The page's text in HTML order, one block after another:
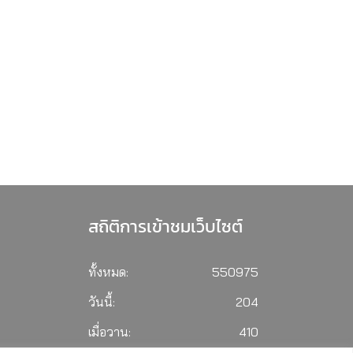
สถิติการเข้าชมเว็บไซต์
550975
ทั้งหมด:
204
วันนี้:
410
เมื่อวาน: